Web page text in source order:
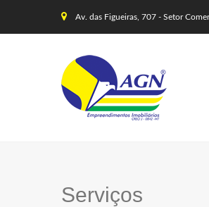
Av. das Figueiras, 707 - Setor
Serviços